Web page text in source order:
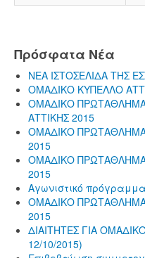
Πρόσφατα Νέα
ΝΕΑ ΙΣΤΟΣΕΛΙΔΑ ΤΗΣ
ΟΜΑΔΙΚΟ ΚΥΠΕΛΛΟ
ΟΜΑΔΙΚΟ
ΑΤΤΙΚΗΣ 2015
ΟΜΑΔΙΚΟ ΠΡΩΤΑΘΛΗΜΑ
2015
ΟΜΑΔΙΚΟ ΠΡΩΤΑΘΛΗΜΑ
2015
Αγωνιστικό
ΟΜΑΔΙΚΟ
2015
ΔΙΑΙΤΗΤΕΣ ΓΙΑ
12/10/2015)